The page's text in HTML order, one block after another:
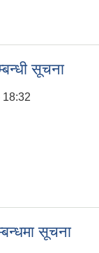
सूचना
18:32
सूचना